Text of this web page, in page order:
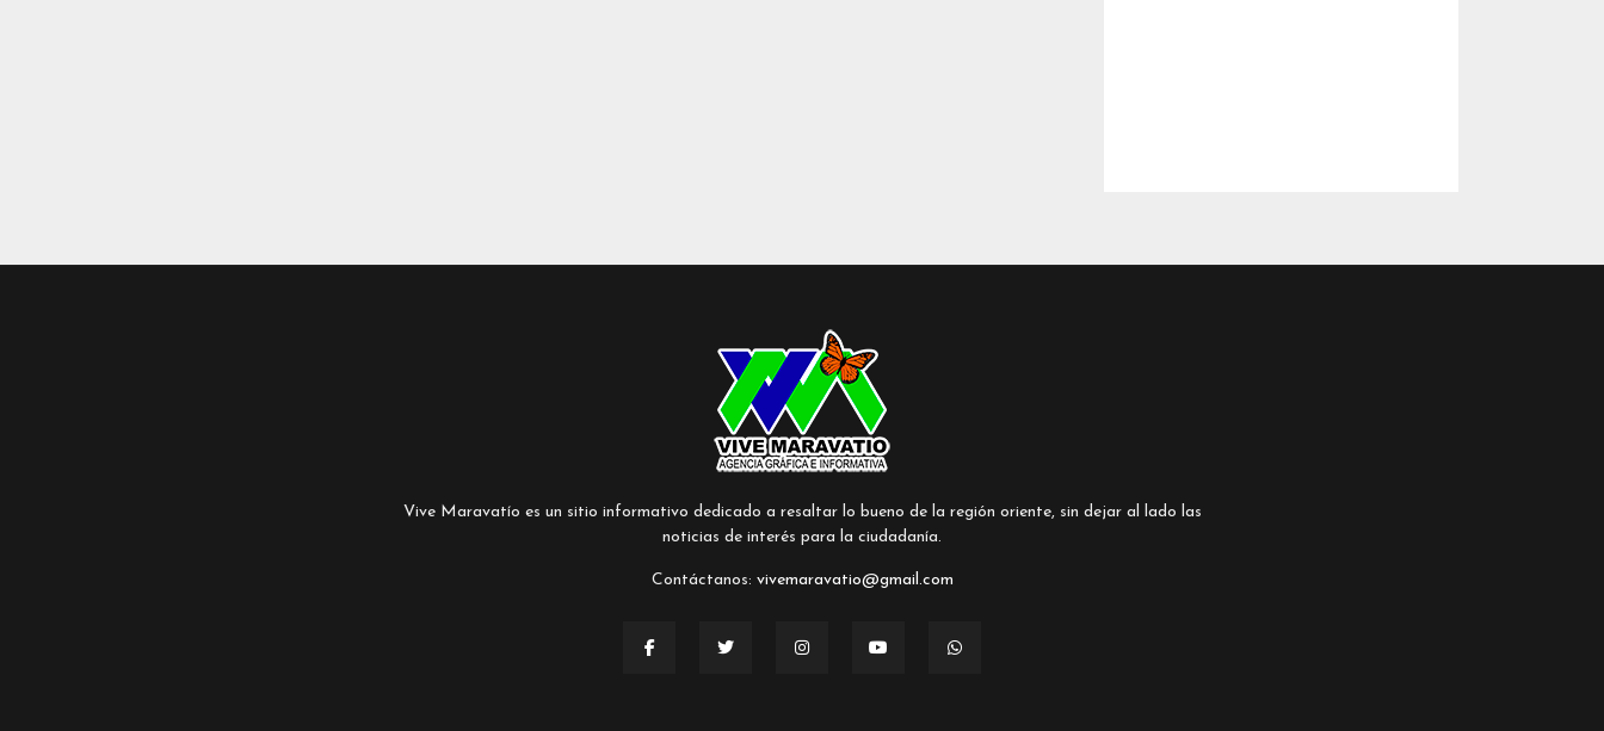
Vive Maravatío es un sitio informativo dedicado a resaltar lo bueno de la región oriente, sin dejar al lado las
noticias de interés para la ciudadanía.
Contáctanos: vivemaravatio@gmail.com